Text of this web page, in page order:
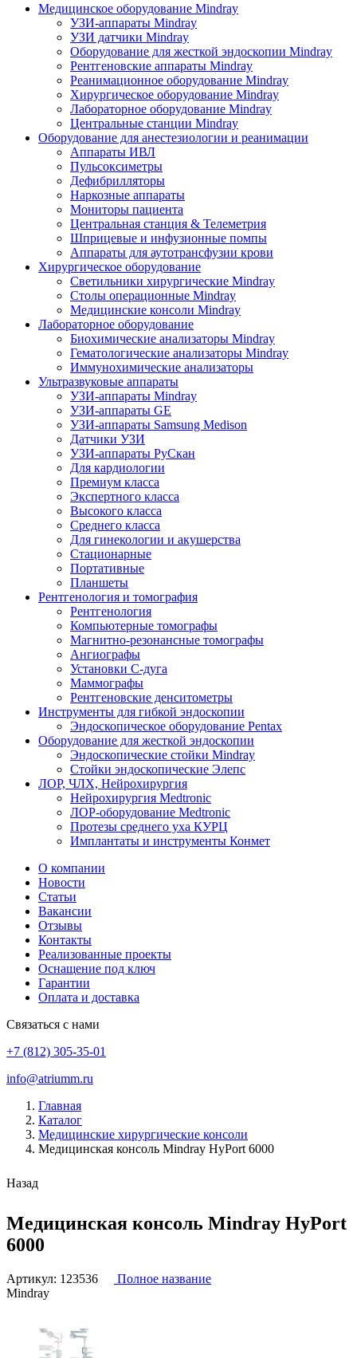
Медицинское оборудование Mindray
УЗИ-аппараты Mindray
УЗИ датчики Mindray
Оборудование для жесткой эндоскопии Mindray
Рентгеновские аппараты Mindray
Реанимационное оборудование Mindray
Хирургическое оборудование Mindray
Лабораторное оборудование Mindray
Центральные станции Mindray
Оборудование для анестезиологии и реанимации
Аппараты ИВЛ
Пульсоксиметры
Дефибрилляторы
Наркозные аппараты
Мониторы пациента
Центральная станция & Телеметрия
Шприцевые и инфузионные помпы
Аппараты для аутотрансфузии крови
Хирургическое оборудование
Светильники хирургические Mindray
Столы операционные Mindray
Медицинские консоли Mindray
Лабораторное оборудование
Биохимические анализаторы Mindray
Гематологические анализаторы Mindray
Иммунохимические анализаторы
Ультразвуковые аппараты
УЗИ-аппараты Mindray
УЗИ-аппараты GE
УЗИ-аппараты Samsung Medison
Датчики УЗИ
УЗИ-аппараты РуСкан
Для кардиологии
Премиум класса
Экспертного класса
Высокого класса
Среднего класса
Для гинекологии и акушерства
Стационарные
Портативные
Планшеты
Рентгенология и томография
Рентгенология
Компьютерные томографы
Магнитно-резонансные томографы
Ангиографы
Установки С-дуга
Маммографы
Рентгеновские денситометры
Инструменты для гибкой эндоскопии
Эндоскопическое оборудование Pentax
Оборудование для жесткой эндоскопии
Эндоскопические стойки Mindray
Стойки эндоскопические Элепс
ЛОР, ЧЛХ, Нейрохирургия
Нейрохирургия Medtronic
ЛОР-оборудование Medtronic
Протезы среднего уха КУРЦ
Имплантаты и инструменты Конмет
О компании
Новости
Статьи
Вакансии
Отзывы
Контакты
Реализованные проекты
Оснащение под ключ
Гарантии
Оплата и доставка
Связаться с нами
+7 (812) 305-35-01
info@atriumm.ru
Главная
Каталог
Медицинские хирургические консоли
Медицинская консоль Mindray HyPort 6000
Назад
Медицинская консоль Mindray HyPort
6000
Артикул: 123536
Полное название
Mindray